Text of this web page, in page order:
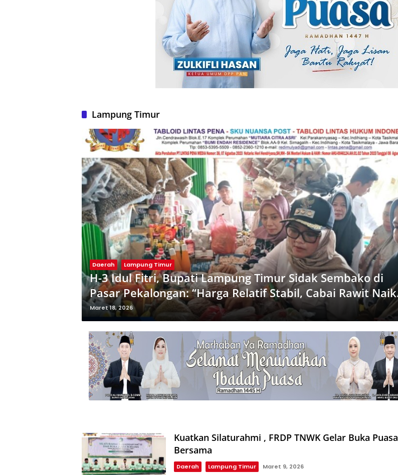
Lampung Timur
Daerah Lampung Timur
H-3 Idul Fitri, Bupati Lampung Timur Sidak Sembako di
Pasar Pekalongan: “Harga Relatif Stabil, Cabai Rawit Naik
Tajam”
Maret 18, 2026
Kuatkan Silaturahmi , FRDP TNWK Gelar Buka Puasa
Bersama
Daerah Lampung Timur Maret 9, 2026